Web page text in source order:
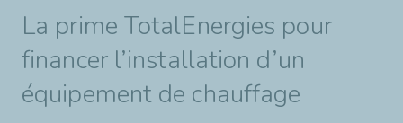
La prime TotalEnergies pour
financer l’installation d’un
équipement de chauffage